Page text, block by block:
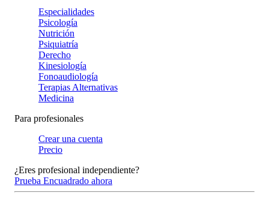
Especialidades
Psicología
Nutrición
Psiquiatría
Derecho
Kinesiología
Fonoaudiología
Terapias Alternativas
Medicina
Para profesionales
Crear una cuenta
Precio
¿Eres profesional independiente?
Prueba Encuadrado ahora